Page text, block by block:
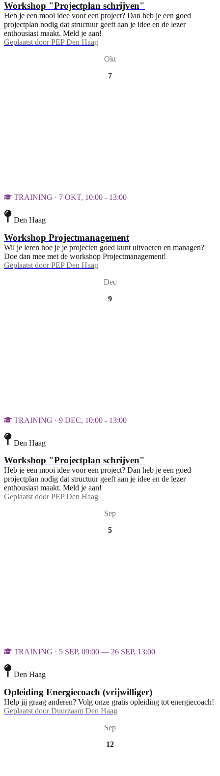
Workshop "Projectplan schrijven"
Heb je een mooi idee voor een project? Dan heb je een goed
projectplan nodig dat structuur geeft aan je idee en de lezer
enthousiast maakt. Meld je aan!
Geplaatst door PEP Den Haag
Okt
7
TRAINING · 7 OKT, 10:00 - 13:00
Den Haag
Workshop Projectmanagement
Wil je leren hoe je je projecten goed kunt uitvoeren en managen?
Doe dan mee met de workshop Projectmanagement!
Geplaatst door PEP Den Haag
Dec
9
TRAINING · 9 DEC, 10:00 - 13:00
Den Haag
Workshop "Projectplan schrijven"
Heb je een mooi idee voor een project? Dan heb je een goed
projectplan nodig dat structuur geeft aan je idee en de lezer
enthousiast maakt. Meld je aan!
Geplaatst door PEP Den Haag
Sep
5
TRAINING · 5 SEP, 09:00 — 26 SEP, 13:00
Den Haag
Opleiding Energiecoach (vrijwilliger)
Help jij graag anderen? Volg onze gratis opleiding tot energiecoach!
Geplaatst door Duurzaam Den Haag
Sep
12